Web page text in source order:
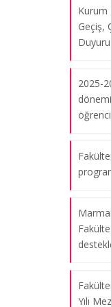
Kurum
Geçiş,
2025-
Yılı